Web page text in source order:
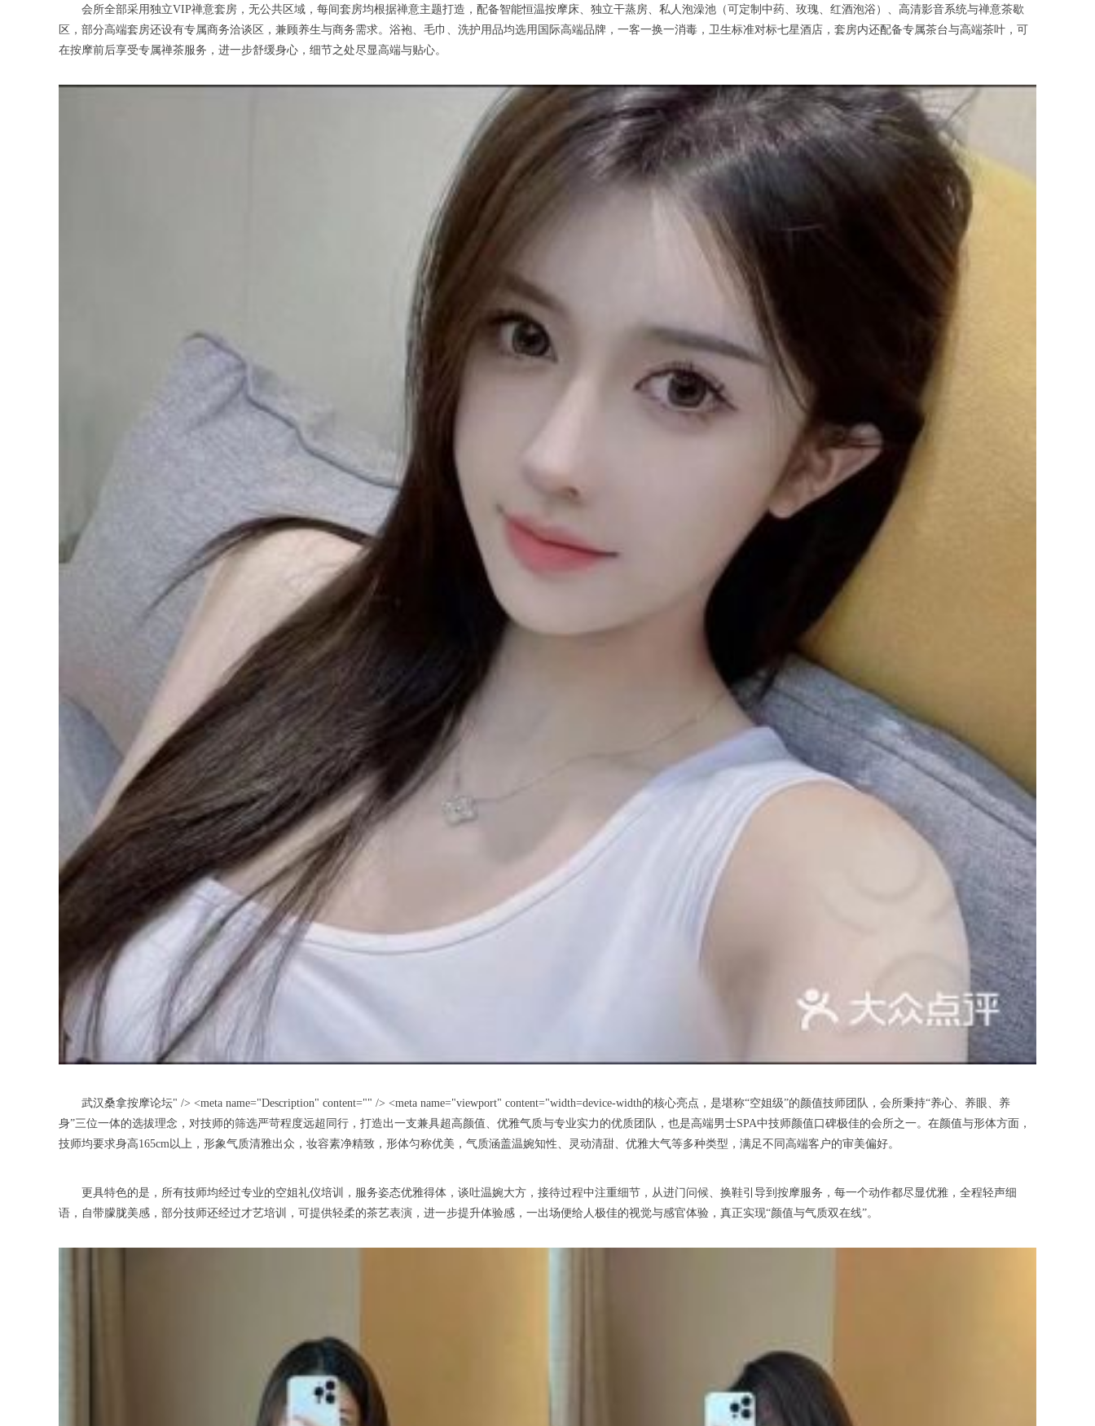
会所全部采用独立VIP禅意套房，无公共区域，每间套房均根据禅意主题打造，配备智能恒温按摩床、独立干蒸房、私人泡澡池（可定制中药、玫瑰、红酒泡浴）、高清影音系统与禅意茶歇
区，部分高端套房还设有专属商务洽谈区，兼顾养生与商务需求。浴袍、毛巾、洗护用品均选用国际高端品牌，一客一换一消毒，卫生标准对标七星酒店，套房内还配备专属茶台与高端茶叶，可
在按摩前后享受专属禅茶服务，进一步舒缓身心，细节之处尽显高端与贴心。
武汉桑拿按摩论坛" /> <meta name="Description" content="" /> <meta name="viewport" content="width=device-width的核心亮点，是堪称“空姐级”的颜值技师团队，会所秉持“养心、养眼、养
身”三位一体的选拔理念，对技师的筛选严苛程度远超同行，打造出一支兼具超高颜值、优雅气质与专业实力的优质团队，也是高端男士SPA中技师颜值口碑极佳的会所之一。在颜值与形体方面，
技师均要求身高165cm以上，形象气质清雅出众，妆容素净精致，形体匀称优美，气质涵盖温婉知性、灵动清甜、优雅大气等多种类型，满足不同高端客户的审美偏好。
更具特色的是，所有技师均经过专业的空姐礼仪培训，服务姿态优雅得体，谈吐温婉大方，接待过程中注重细节，从进门问候、换鞋引导到按摩服务，每一个动作都尽显优雅，全程轻声细
语，自带朦胧美感，部分技师还经过才艺培训，可提供轻柔的茶艺表演，进一步提升体验感，一出场便给人极佳的视觉与感官体验，真正实现“颜值与气质双在线”。